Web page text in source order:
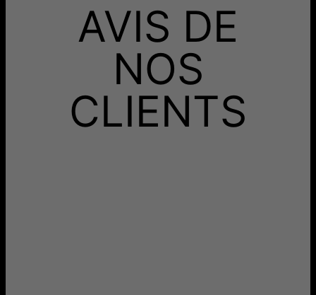
AVIS DE
NOS
CLIENTS